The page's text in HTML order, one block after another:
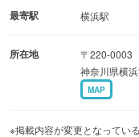
最寄駅 横浜駅
所在地
〒220-0003
神奈川県横
MAP
※掲載内容が変更となってい